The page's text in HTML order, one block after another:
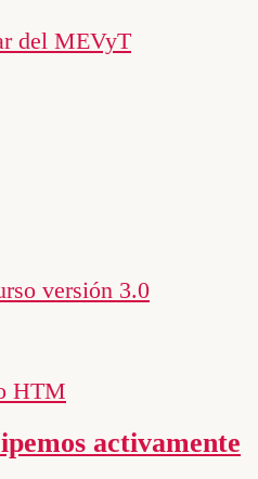
del MEVyT
versión 3.0
HTM
activamente